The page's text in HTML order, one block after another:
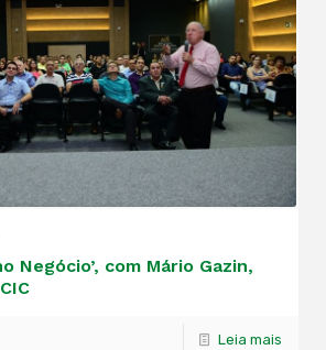
Negócio’, com Mário Gazin,
Leia mais